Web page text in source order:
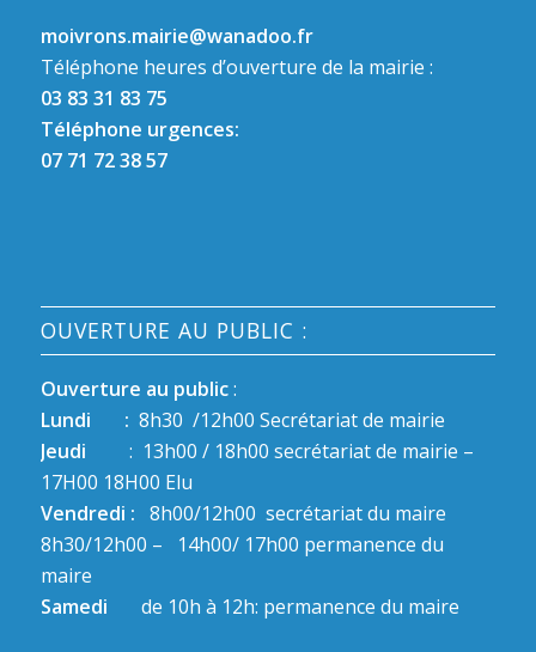
moivrons.mairie@wanadoo.fr
Téléphone heures d’ouverture de la mairie :
03 83 31 83 75
Téléphone urgences:
07 71 72 38 57
OUVERTURE AU PUBLIC :
Ouverture au public:
Lundi : 8h30 /12h00 Secrétariat de mairie
Jeudi : 13h00 / 18h00 secrétariat de mairie –
17H00 18H00 Elu
Vendredi : 8h00/12h00 secrétariat du maire
8h30/12h00 – 14h00/ 17h00 permanence du
maire
Samedi
de 10h à 12h: permanence du maire